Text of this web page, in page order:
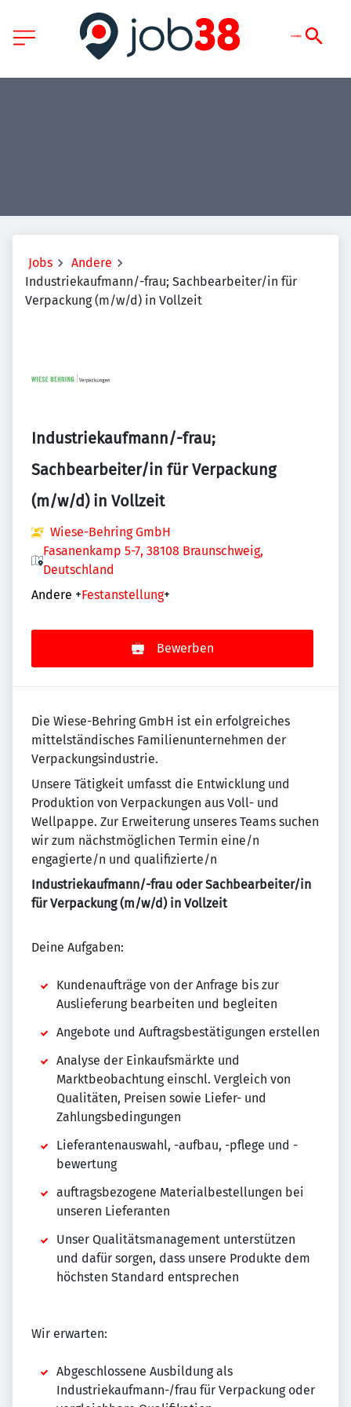
Jobs
Andere
Industriekaufmann/-frau; Sachbearbeiter/in für
Verpackung (m/w/d) in Vollzeit
Industriekaufmann/-frau;
Sachbearbeiter/in für Verpackung
(m/w/d) in Vollzeit
Wiese-Behring GmbH
Fasanenkamp 5-7, 38108 Braunschweig,
Deutschland
Andere +Festanstellung+
Bewerben
Die Wiese-Behring GmbH ist ein erfolgreiches
mittelständisches Familienunternehmen der
Verpackungsindustrie.
Unsere Tätigkeit umfasst die Entwicklung und
Produktion von Verpackungen aus Voll- und
Wellpappe. Zur Erweiterung unseres Teams suchen
wir zum nächstmöglichen Termin eine/n
engagierte/n und qualifizierte/n
Industriekaufmann/-frau oder Sachbearbeiter/in
für Verpackung (m/w/d) in Vollzeit
Deine Aufgaben:
Kundenaufträge von der Anfrage bis zur
Auslieferung bearbeiten und begleiten
Angebote und Auftragsbestätigungen erstellen
Analyse der Einkaufsmärkte und
Marktbeobachtung einschl. Vergleich von
Qualitäten, Preisen sowie Liefer- und
Zahlungsbedingungen
Lieferantenauswahl, -aufbau, -pflege und -
bewertung
auftragsbezogene Materialbestellungen bei
unseren Lieferanten
Unser Qualitätsmanagement unterstützen
und dafür sorgen, dass unsere Produkte dem
höchsten Standard entsprechen
Wir erwarten:
Abgeschlossene Ausbildung als
Industriekaufmann-/frau für Verpackung oder